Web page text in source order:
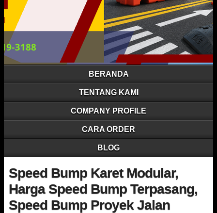
BERANDA
TENTANG KAMI
COMPANY PROFILE
CARA ORDER
BLOG
Speed Bump Karet Modular,
Harga Speed Bump Terpasang,
Speed Bump Proyek Jalan